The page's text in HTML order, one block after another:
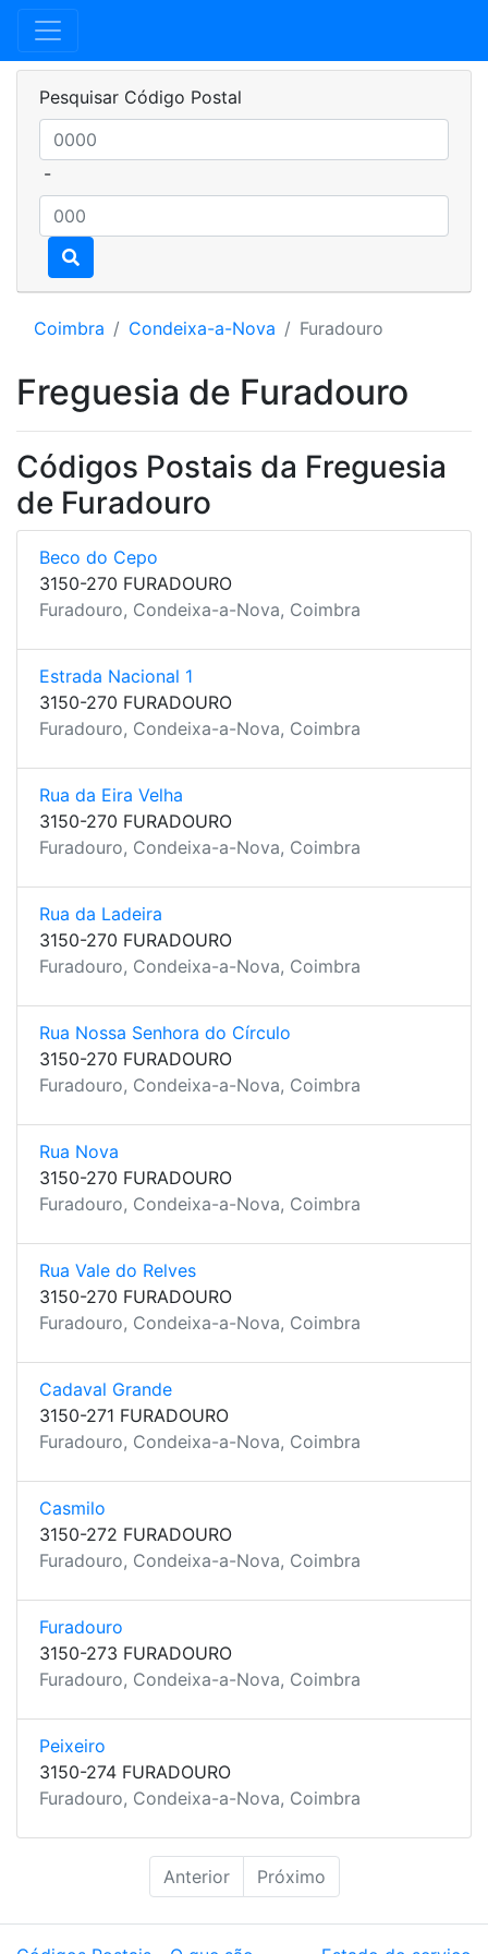
Pesquisar Código Postal
-
Coimbra Condeixa-a-Nova Furadouro
Freguesia de Furadouro
Códigos Postais da Freguesia
de Furadouro
Beco do Cepo
3150-270 FURADOURO
Furadouro, Condeixa-a-Nova, Coimbra
Estrada Nacional 1
3150-270 FURADOURO
Furadouro, Condeixa-a-Nova, Coimbra
Rua da Eira Velha
3150-270 FURADOURO
Furadouro, Condeixa-a-Nova, Coimbra
Rua da Ladeira
3150-270 FURADOURO
Furadouro, Condeixa-a-Nova, Coimbra
Rua Nossa Senhora do Círculo
3150-270 FURADOURO
Furadouro, Condeixa-a-Nova, Coimbra
Rua Nova
3150-270 FURADOURO
Furadouro, Condeixa-a-Nova, Coimbra
Rua Vale do Relves
3150-270 FURADOURO
Furadouro, Condeixa-a-Nova, Coimbra
Cadaval Grande
3150-271 FURADOURO
Furadouro, Condeixa-a-Nova, Coimbra
Casmilo
3150-272 FURADOURO
Furadouro, Condeixa-a-Nova, Coimbra
Furadouro
3150-273 FURADOURO
Furadouro, Condeixa-a-Nova, Coimbra
Peixeiro
3150-274 FURADOURO
Furadouro, Condeixa-a-Nova, Coimbra
Anterior Próximo